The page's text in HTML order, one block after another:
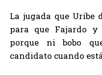
La jugada que Uribe
para que Fajardo y
porque ni bobo
candidato cuando